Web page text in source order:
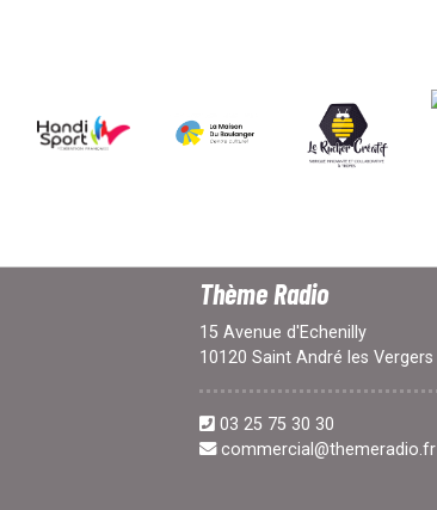
Thème Radio
15 Avenue d'Echenilly
10120 Saint André les Vergers
03 25 75 30 30
commercial@themeradio.fr